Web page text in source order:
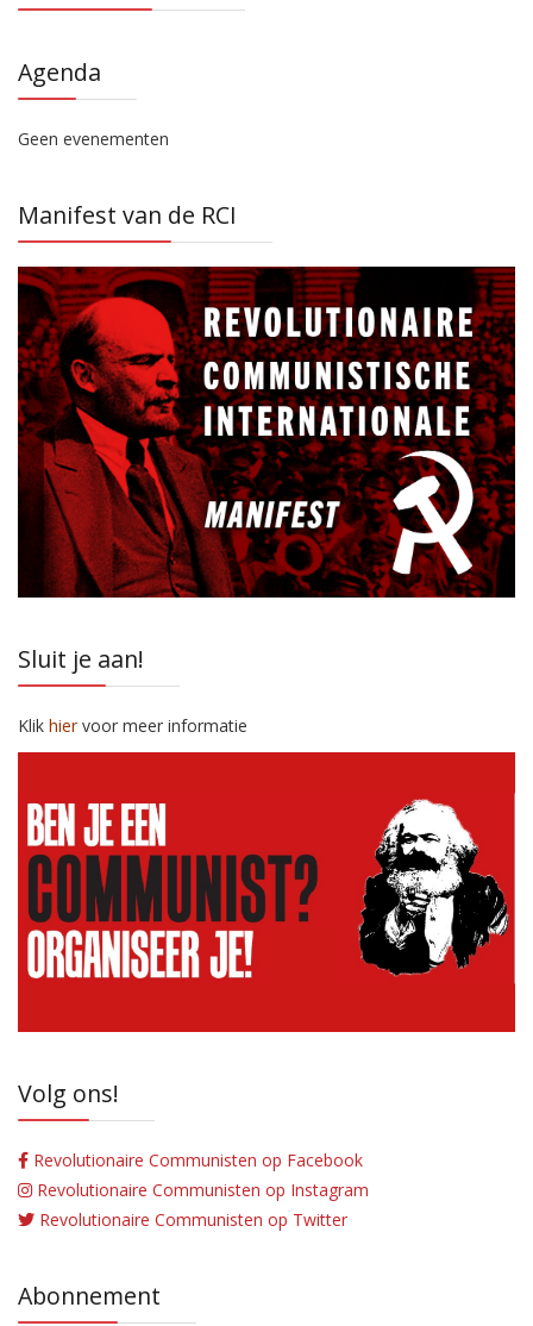
Agenda
Geen evenementen
Manifest van de RCI
Sluit je aan!
Klik hiervoor meer informatie
Volg ons!
Revolutionaire Communisten op Facebook
Revolutionaire Communisten op Instagram
Revolutionaire Communisten op Twitter
Abonnement